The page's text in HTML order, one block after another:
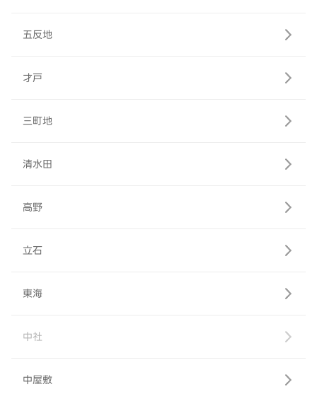
五反地
才戸
三町地
清水田
高野
立石
東海
中社
中屋敷